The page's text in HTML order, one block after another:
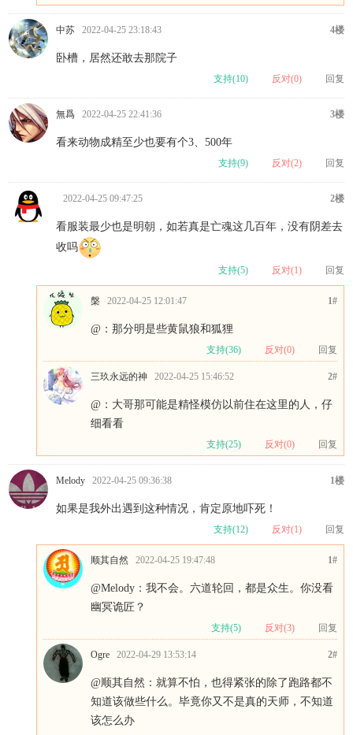
4楼
中苏 2022-04-25 23:18:43
卧槽，居然还敢去那院子
支持(10) 反对(0) 回复
3楼
無爲 2022-04-25 22:41:36
看来动物成精至少也要有个3、500年
支持(9) 反对(2) 回复
2楼
2022-04-25 09:47:25
看服装最少也是明朝，如若真是亡魂这几百年，没有阴差去
收吗
支持(5) 反对(1) 回复
1#
槃 2022-04-25 12:01:47
@ ：那分明是些黄鼠狼和狐狸
支持(36) 反对(0) 回复
2#
三玖永远的神 2022-04-25 15:46:52
@ ：大哥那可能是精怪模仿以前住在这里的人，仔
细看看
支持(25) 反对(0) 回复
1楼
Melody 2022-04-25 09:36:38
如果是我外出遇到这种情况，肯定原地吓死！
支持(12) 反对(1) 回复
1#
顺其自然 2022-04-25 19:47:48
@Melody ：我不会。六道轮回，都是众生。你没看
幽冥诡匠？
支持(5) 反对(3) 回复
2#
Ogre 2022-04-29 13:53:14
@顺其自然 ：就算不怕，也得紧张的除了跑路都不
知道该做些什么。毕竟你又不是真的天师，不知道
该怎么办